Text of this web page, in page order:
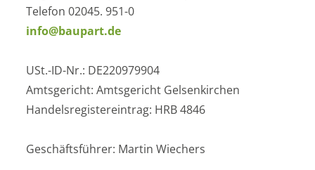
Telefon 02045. 951-0
info@baupart.de
USt.-ID-Nr.: DE220979904
Amtsgericht: Amtsgericht Gelsenkirchen
Handelsregistereintrag: HRB 4846
Geschäftsführer: Martin Wiechers